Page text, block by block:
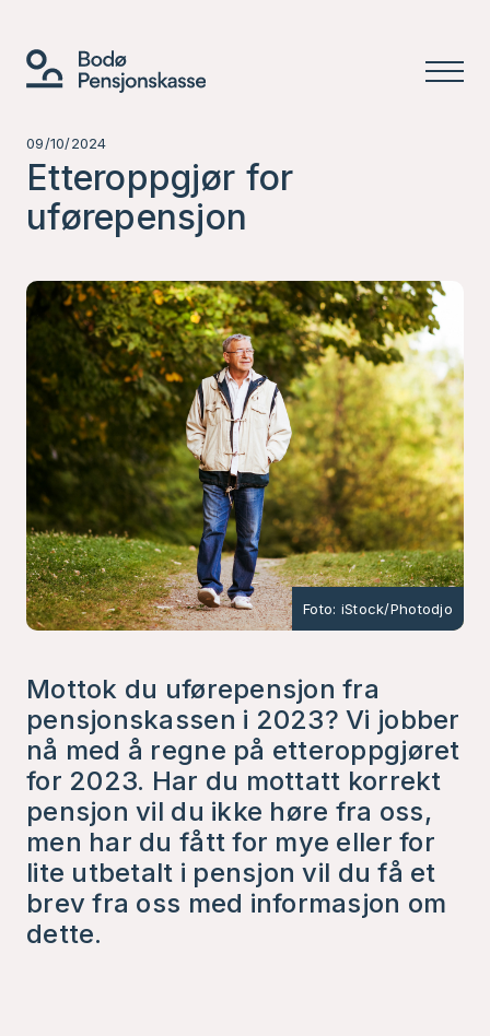
09/10/2024
Etteroppgjør for
uførepensjon
Foto: iStock/Photodjo
Mottok du uførepensjon fra
pensjonskassen i 2023? Vi jobber
nå med å regne på etteroppgjøret
for 2023. Har du mottatt korrekt
pensjon vil du ikke høre fra oss,
men har du fått for mye eller for
lite utbetalt i pensjon vil du få et
brev fra oss med informasjon om
dette.